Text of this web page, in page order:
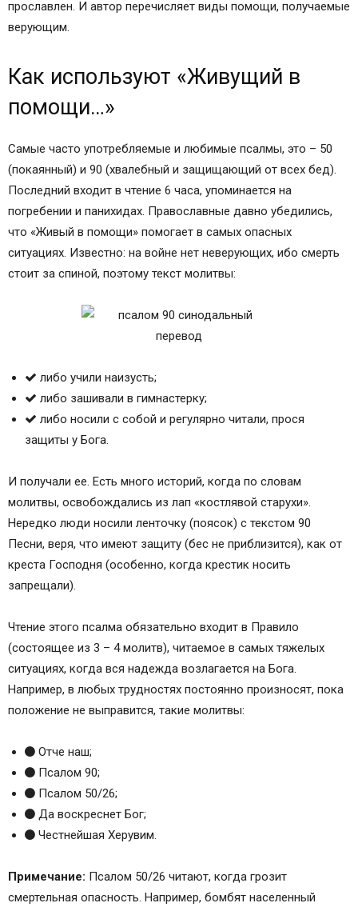
прославлен. И автор перечисляет виды помощи, получаемые
верующим.
Как используют «Живущий в
помощи…»
Самые часто употребляемые и любимые псалмы, это – 50
(покаянный) и 90 (хвалебный и защищающий от всех бед).
Последний входит в чтение 6 часа, упоминается на
погребении и панихидах. Православные давно убедились,
что «Живый в помощи» помогает в самых опасных
ситуациях. Известно: на войне нет неверующих, ибо смерть
стоит за спиной, поэтому текст молитвы:
либо учили наизусть;
либо зашивали в гимнастерку;
либо носили с собой и регулярно читали, прося
защиты у Бога.
И получали ее. Есть много историй, когда по словам
молитвы, освобождались из лап «костлявой старухи».
Нередко люди носили ленточку (поясок) с текстом 90
Песни, веря, что имеют защиту (бес не приблизится), как от
креста Господня (особенно, когда крестик носить
запрещали).
Чтение этого псалма обязательно входит в Правило
(состоящее из 3 – 4 молитв), читаемое в самых тяжелых
ситуациях, когда вся надежда возлагается на Бога.
Например, в любых трудностях постоянно произносят, пока
положение не выправится, такие молитвы:
Отче наш;
Псалом 90;
Псалом 50/26;
Да воскреснет Бог;
Честнейшая Херувим.
Примечание: Псалом 50/26 читают, когда грозит
смертельная опасность. Например, бомбят населенный